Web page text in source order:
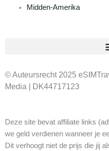
Midden-Amerika
© Auteursrecht 2025
Media | DK44717123
Deze site bevat affiliate links
we geld verdienen wanneer je
Dit verhoogt niet de prijs die jij